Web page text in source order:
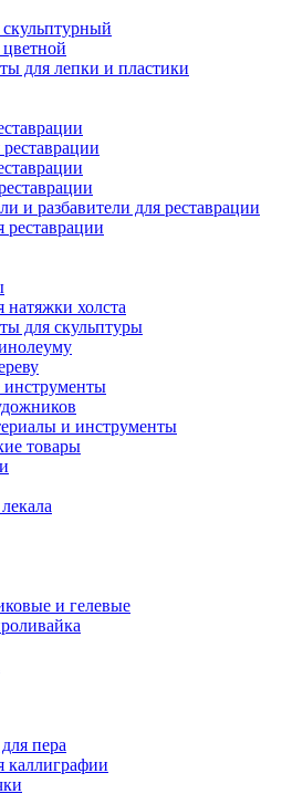
для лепки и пластики
и разбавители для реставрации
холста
для скульптуры
и инструменты
товары
и гелевые
пера
каллиграфии